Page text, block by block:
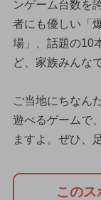
ンゲーム台数を
者にも優しい「
場」、話題の10
ど、家族みんな
ご当地にちなん
遊べるゲームで
ますよ。ぜひ、
この